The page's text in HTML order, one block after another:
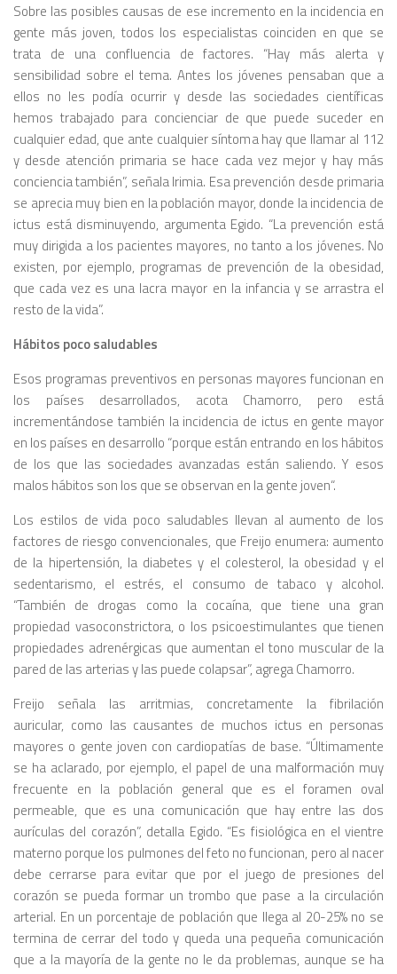
Sobre las posibles causas de ese incremento en la incidencia en
gente más joven, todos los especialistas coinciden en que se
trata de una confluencia de factores. “Hay más alerta y
sensibilidad sobre el tema. Antes los jóvenes pensaban que a
ellos no les podía ocurrir y desde las sociedades científicas
hemos trabajado para concienciar de que puede suceder en
cualquier edad, que ante cualquier síntoma hay que llamar al 112
y desde atención primaria se hace cada vez mejor y hay más
conciencia también”, señala Irimia. Esa prevención desde primaria
se aprecia muy bien en la población mayor, donde la incidencia de
ictus está disminuyendo, argumenta Egido. “La prevención está
muy dirigida a los pacientes mayores, no tanto a los jóvenes. No
existen, por ejemplo, programas de prevención de la obesidad,
que cada vez es una lacra mayor en la infancia y se arrastra el
resto de la vida”.
Hábitos poco saludables
Esos programas preventivos en personas mayores funcionan en
los países desarrollados, acota Chamorro, pero está
incrementándose también la incidencia de ictus en gente mayor
en los países en desarrollo “porque están entrando en los hábitos
de los que las sociedades avanzadas están saliendo. Y esos
malos hábitos son los que se observan en la gente joven“.
Los estilos de vida poco saludables llevan al aumento de los
factores de riesgo convencionales, que Freijo enumera: aumento
de la hipertensión, la diabetes y el colesterol, la obesidad y el
sedentarismo, el estrés, el consumo de tabaco y alcohol.
“También de drogas como la cocaína, que tiene una gran
propiedad vasoconstrictora, o los psicoestimulantes que tienen
propiedades adrenérgicas que aumentan el tono muscular de la
pared de las arterias y las puede colapsar”, agrega Chamorro.
Freijo señala las arritmias, concretamente la fibrilación
auricular, como las causantes de muchos ictus en personas
mayores o gente joven con cardiopatías de base. “Últimamente
se ha aclarado, por ejemplo, el papel de una malformación muy
frecuente en la población general que es elforamen oval
permeable, que es una comunicación que hay entre las dos
aurículas del corazón”, detalla Egido. “Es fisiológica en el vientre
materno porque los pulmones del feto no funcionan, pero al nacer
debe cerrarse para evitar que por el juego de presiones del
corazón se pueda formar un trombo que pase a la circulación
arterial. En un porcentaje de población que llega al 20-25% no se
termina de cerrar del todo y queda una pequeña comunicación
que a la mayoría de la gente no le da problemas, aunque se ha